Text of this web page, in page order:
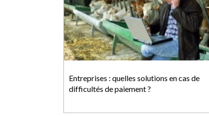
Entreprises : quelles solutions en cas de
difficultés de paiement ?